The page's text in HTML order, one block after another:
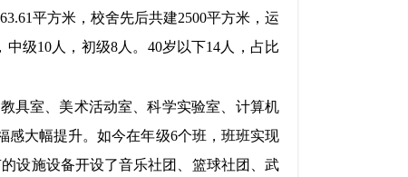
平方米，校舍先后共建2500平方米，运
级10人，初级8人。40岁以下14人，占比
具室、美术活动室、科学实验室、计算机
感大幅提升。如今在年级6个班，班班实现
设施设备开设了音乐社团、篮球社团、武